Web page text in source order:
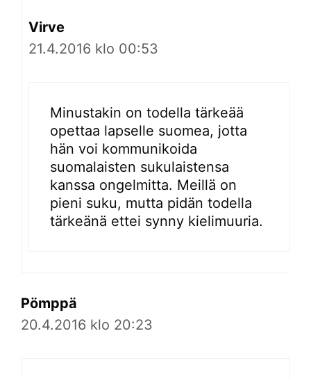
Virve
21.4.2016 klo 00:53
Minustakin on todella tärkeää
opettaa lapselle suomea, jotta
hän voi kommunikoida
suomalaisten sukulaistensa
kanssa ongelmitta. Meillä on
pieni suku, mutta pidän todella
tärkeänä ettei synny kielimuuria.
Pömppä
20.4.2016 klo 20:23